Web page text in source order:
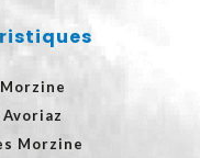
Morzine